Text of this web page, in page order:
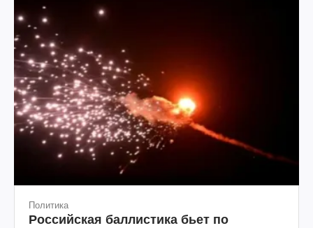
Политика
Российская баллистика бьет по